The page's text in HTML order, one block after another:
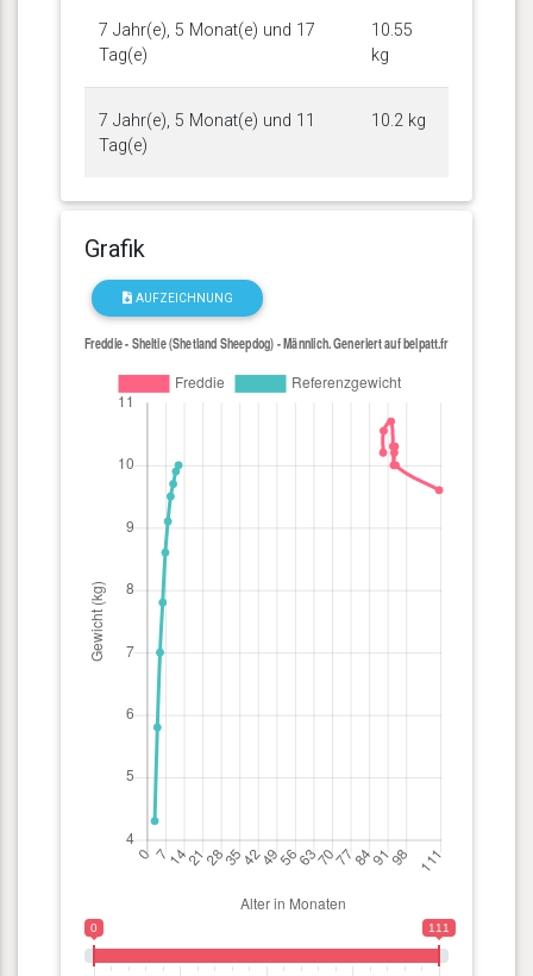
7 Jahr(e), 5 Monat(e) und 17
Tag(e)
10.55
kg
7 Jahr(e), 5 Monat(e) und 11
Tag(e)
10.2 kg
Grafik
AUFZEICHNUNG
0 111